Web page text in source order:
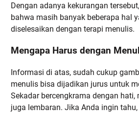
Dengan adanya kekurangan
bahwa masih banyak beberapa hal
diselesaikan dengan terapi menulis.
Mengapa Harus dengan
Informasi di atas, sudah cukup
menulis bisa dijadikan jurus untuk
Sekadar bercengkrama dengan hati,
juga lembaran. Jika Anda ingin